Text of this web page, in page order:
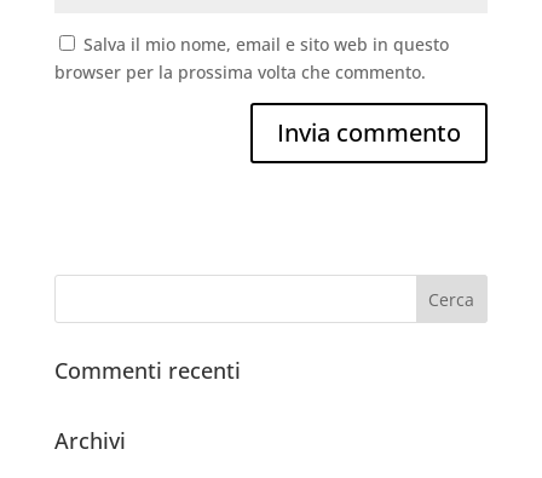
Salva il mio nome, email e sito web in questo
browser per la prossima volta che commento.
Commenti recenti
Archivi